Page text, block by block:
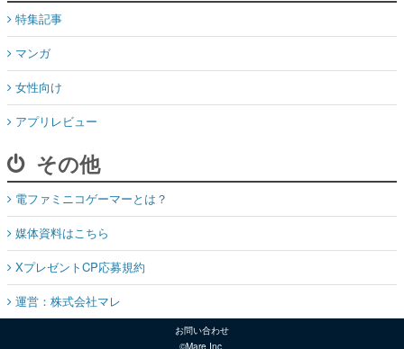
特集記事
マンガ
女性向け
アプリレビュー
その他
電ファミニコゲーマーとは？
媒体資料はこちら
XプレゼントCP応募規約
運営：株式会社マレ
お問い合わせ
©Mare Inc.